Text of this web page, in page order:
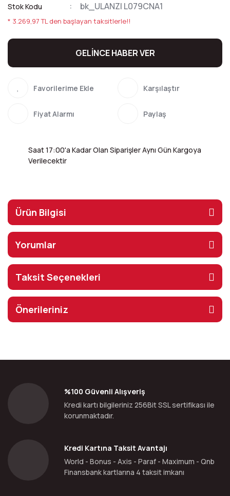
Stok Kodu bk_ULANZI L079CNA1
* 3.269,97 TL den başlayan taksitlerle!!
GELİNCE HABER VER
Karşılaştır
Fiyat Alarmı Paylaş
Saat 17:00'a Kadar Olan Siparişler Aynı Gün Kargoya
Verilecektir
Ürün Bilgisi
Yorumlar
Taksit Seçenekleri
Önerileriniz
%100 Güvenli Alışveriş
Kredi kartı bilgileriniz 256Bit SSL sertifikası ile
korunmaktadır.
Kredi Kartına Taksit Avantajı
World - Bonus - Axis - Paraf - Maximum - Qnb
Finansbank kartlarına 4 taksit imkanı